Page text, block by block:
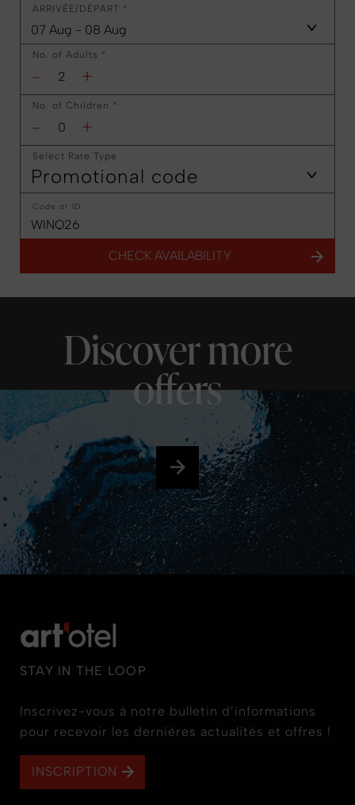
ARRIVÉE/DÉPART *
- +
No. of Adults *
- +
No. of Children *
Promotional code
Select Rate Type
Code or ID
CHECK AVAILABILITY
Discover more
offers
STAY IN THE LOOP
Inscrivez-vous à notre bulletin d’informations
pour recevoir les dernières actualités et offres !
INSCRIPTION